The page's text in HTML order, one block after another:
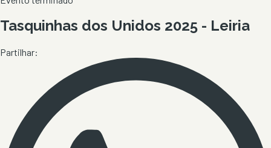
Tasquinhas dos Unidos 2025 - Leiria
Partilhar: